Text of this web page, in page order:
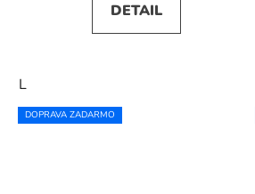
DETAIL
L
DOPRAVA ZADARMO